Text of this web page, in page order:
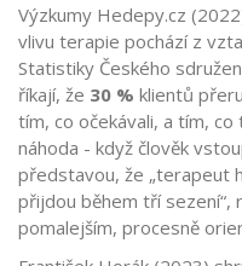
Výzkumy Hedepy.cz
vlivu terapie pochází z
Statistiky Českého
říkají, že 30 % klientů
tím, co očekávali, a tím,
náhoda - když člověk
představou, že „terapeut
přijdou během tří sezení“,
pomalejším, procesně